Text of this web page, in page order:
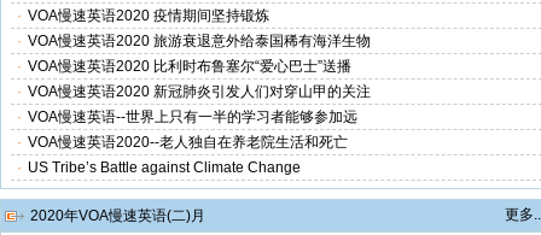
· VOA慢速英语2020 疫情期间坚持锻炼
· VOA慢速英语2020 旅游衰退意外给泰国稀有海洋生物
· VOA慢速英语2020 比利时布鲁塞尔“爱心巴士”送播
· VOA慢速英语2020 新冠肺炎引发人们对穿山甲的关注
· VOA慢速英语--世界上只有一半的学习者能够参加远
· VOA慢速英语2020--老人独自在养老院生活和死亡
· US Tribe’s Battle against Climate Change
2020年VOA慢速英语(二)月
更多